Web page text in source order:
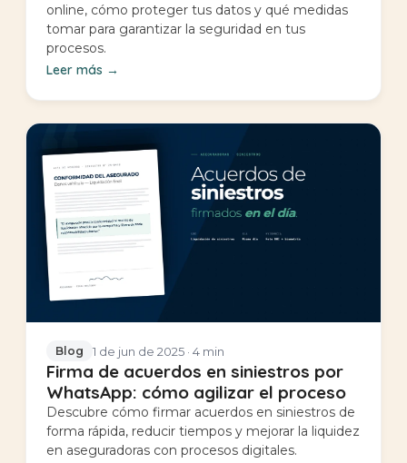
online, cómo proteger tus datos y qué medidas
tomar para garantizar la seguridad en tus
procesos.
Leer más →
Blog 1 de jun de 2025 · 4 min
Firma de acuerdos en siniestros por
WhatsApp: cómo agilizar el proceso
Descubre cómo firmar acuerdos en siniestros de
forma rápida, reducir tiempos y mejorar la liquidez
en aseguradoras con procesos digitales.